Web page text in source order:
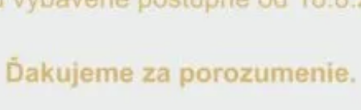
Katalogové číslo: POE6044190-90